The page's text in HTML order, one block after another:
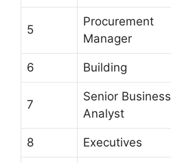
5
Procurement
Manager
6 Building
7
Senior Business
Analyst
8 Executives